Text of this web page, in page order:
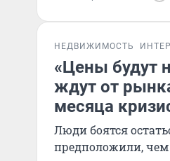
НЕДВИЖИМОСТЬ
«Цены будут
ждут от
месяца
Люди боятся
предположили,